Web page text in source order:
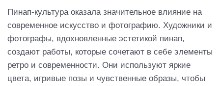
Пинап-культура оказала значительное влияние на
современное искусство и фотографию. Художники и
фотографы, вдохновленные эстетикой пинап,
создают работы, которые сочетают в себе элементы
ретро и современности. Они используют яркие
цвета, игривые позы и чувственные образы, чтобы